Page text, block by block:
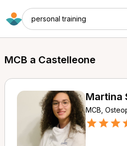
personal training
MCB a Castelleone
Martina
MCB,